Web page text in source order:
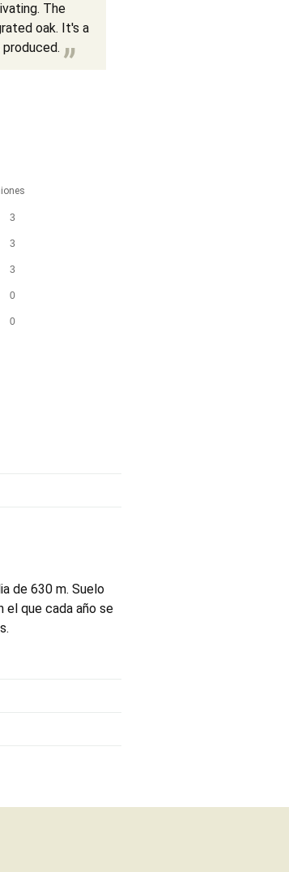
The
oak. It's a
3
3
3
0
0
de 630 m. Suelo
el que cada año se